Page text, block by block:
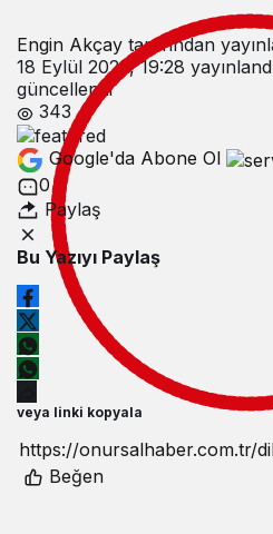
Engin Akçay tarafından
18 Eylül 2023, 19:28
güncellendi
343
Google'da Abone Ol
0
Paylaş
Bu Yazıyı Paylaş
veya linki kopyala
Beğen